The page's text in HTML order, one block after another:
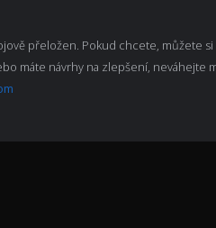
přeložen. Pokud chcete, můžete si
máte návrhy na zlepšení, neváhejte